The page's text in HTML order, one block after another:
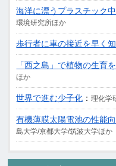
海洋に漂うプラスチック
環境研究所ほか
歩行者に車の接近を早く
「西之島」で植物の生育
ほか
世界で進む少子化 ：理化学
有機薄膜太陽電池の性能
島大学/京都大学/筑波大学ほか